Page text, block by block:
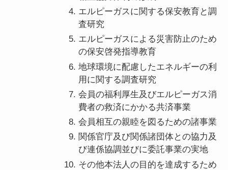
エルピーガスに関する保安教育と調
査研究
エルピーガスによる災害防止のため
の保安啓発指導教育
地球環境に配慮したエネルギーの利
用に関する調査研究
会員の福利厚生及びエルピーガス消
費者の救済にかかる共済事業
会員相互の親睦を図るための諸事業
関係官庁及び関係諸団体との協力及
び連係協調並びに委託事業の実地
その他本法人の目的を達成するため